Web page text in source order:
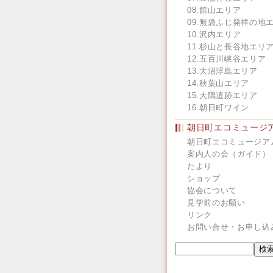
08.館山エリア
09.無袋ふじ発祥の地
10.沢内エリア
11.杉山と長谷地エリア
12.五百川峡谷エリア
13.大沼浮島エリア
14.秋葉山エリア
15.大隅遺跡エリア
16.朝日町ワイン
朝日町エコミュージ
朝日町エコミュージア
案内人の会（ガイド）
たより
ショップ
協会について
見学前のお願い
リンク
お問い合せ・お申し込